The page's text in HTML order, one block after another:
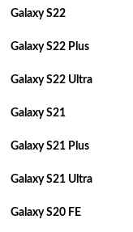
Galaxy S22
Galaxy S22 Plus
Galaxy S22 Ultra
Galaxy S21
Galaxy S21 Plus
Galaxy S21 Ultra
Galaxy S20 FE